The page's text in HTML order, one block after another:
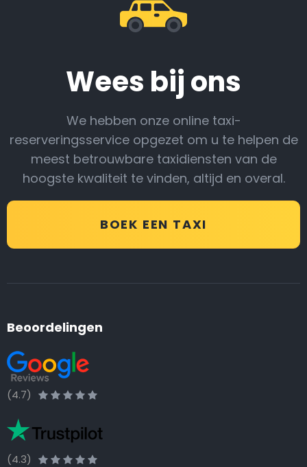
Wees bij ons
We hebben onze online taxi-
reserveringsservice opgezet om u te helpen de
meest betrouwbare taxidiensten van de
hoogste kwaliteit te vinden, altijd en overal.
BOEK EEN TAXI
Beoordelingen
(4.7)
(4.3)